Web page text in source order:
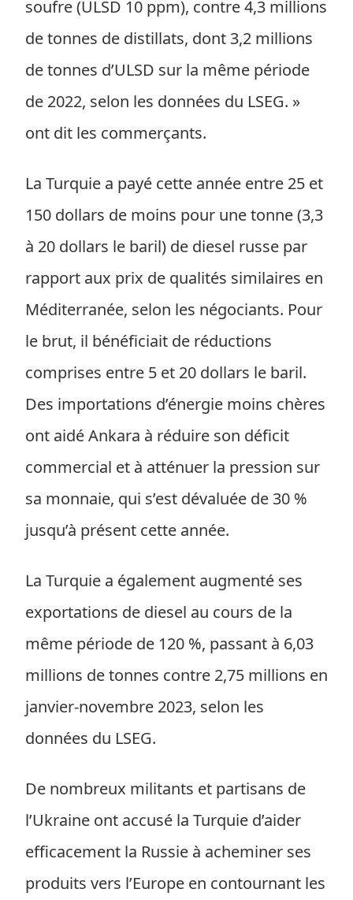
soufre (ULSD 10 ppm), contre 4,3 millions
de tonnes de distillats, dont 3,2 millions
de tonnes d’ULSD sur la même période
de 2022, selon les données du LSEG. »
ont dit les commerçants.
La Turquie a payé cette année entre 25 et
150 dollars de moins pour une tonne (3,3
à 20 dollars le baril) de diesel russe par
rapport aux prix de qualités similaires en
Méditerranée, selon les négociants. Pour
le brut, il bénéficiait de réductions
comprises entre 5 et 20 dollars le baril.
Des importations d’énergie moins chères
ont aidé Ankara à réduire son déficit
commercial et à atténuer la pression sur
sa monnaie, qui s’est dévaluée de 30 %
jusqu’à présent cette année.
La Turquie a également augmenté ses
exportations de diesel au cours de la
même période de 120 %, passant à 6,03
millions de tonnes contre 2,75 millions en
janvier-novembre 2023, selon les
données du LSEG.
De nombreux militants et partisans de
l’Ukraine ont accusé la Turquie d’aider
efficacement la Russie à acheminer ses
produits vers l’Europe en contournant les